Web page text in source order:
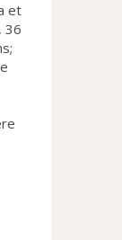
et
36